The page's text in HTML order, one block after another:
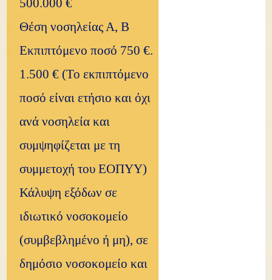
500.000 €
Θέση νοσηλείας Α, Β
Εκπιπτόμενο ποσό 750 €.
1.500 € (Το εκπιπτόμενο
ποσό είναι ετήσιο και όχι
ανά νοσηλεία και
συμψηφίζεται με τη
συμμετοχή του ΕΟΠΥΥ)
Κάλυψη εξόδων σε
ιδιωτικό νοσοκομείο
(συμβεβλημένο ή μη), σε
δημόσιο νοσοκομείο και